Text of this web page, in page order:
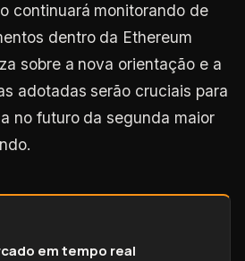
continuará monitorando de
dentro da Ethereum
sobre a nova orientação e a
adotadas serão cruciais para
no futuro da segunda maior
em tempo real